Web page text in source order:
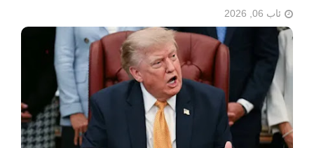
ئاب 06, 2026